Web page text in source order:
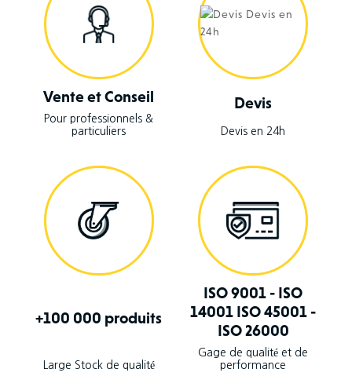
Vente et Conseil
Pour professionnels &
particuliers
Devis
Devis en 24h
+100 000 produits
Large Stock de qualité
ISO 9001 - ISO
14001 ISO 45001 -
ISO 26000
Gage de qualité et de
performance